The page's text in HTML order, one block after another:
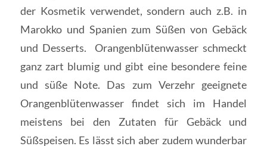
der Kosmetik verwendet, sondern auch z.B. in
Marokko und Spanien zum Süßen von Gebäck
und Desserts. Orangenblütenwasser schmeckt
ganz zart blumig und gibt eine besondere feine
und süße Note. Das zum Verzehr geeignete
Orangenblütenwasser findet sich im Handel
meistens bei den Zutaten für Gebäck und
Süßspeisen. Es lässt sich aber zudem wunderbar